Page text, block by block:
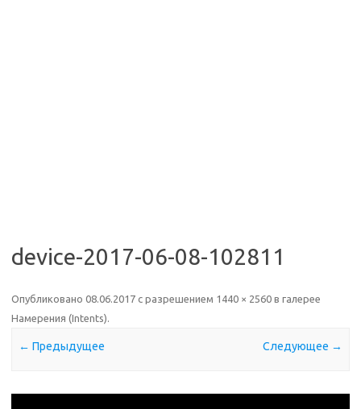
device-2017-06-08-102811
Опубликовано 08.06.2017 с разрешением 1440 × 2560 в галерее
Намерения (Intents).
← Предыдущее Следующее →